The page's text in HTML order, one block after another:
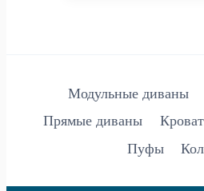
Модульные диваны
Прямые диваны
Пуфы